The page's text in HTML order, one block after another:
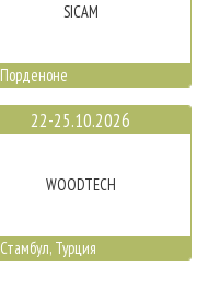
SICAM
Порденоне
22-25.10.2026
WOODTECH
Стамбул, Турция